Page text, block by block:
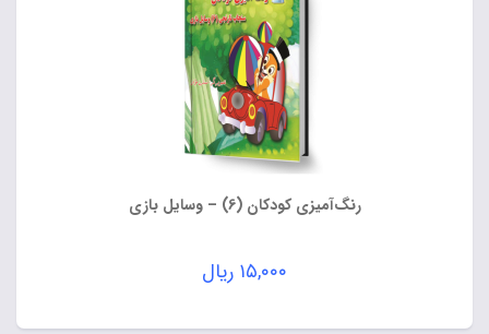
رنگ‌آمیزی کودکان (6) – وسایل بازی
۱۵,۰۰۰ ریال